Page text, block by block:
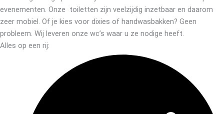
evenementen. Onze toiletten zijn veelzijdig inzetbaar en daarom
zeer mobiel. Of je kies voor dixies of handwasbakken? Geen
probleem. Wij leveren onze wc’s waar u ze nodige heeft.
Alles op een rij: